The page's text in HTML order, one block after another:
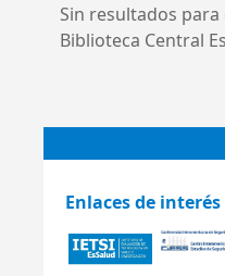
Sin resultados
Biblioteca Central
Enlaces de interés